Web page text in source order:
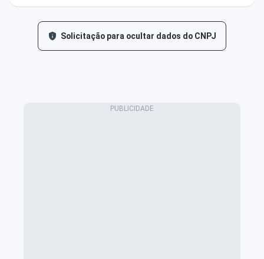
Solicitação para ocultar dados do CNPJ